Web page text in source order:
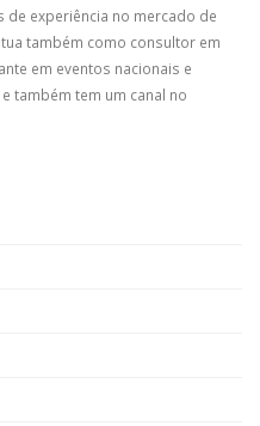
de experiência no mercado de
também como consultor em
em eventos nacionais e
também tem um canal no